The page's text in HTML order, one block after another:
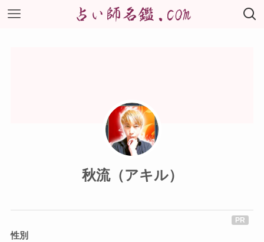
秋流（アキル）
性別